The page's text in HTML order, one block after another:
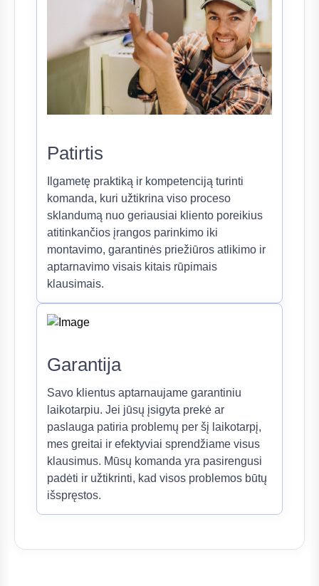
Patirtis
Ilgametę praktiką ir kompetenciją turinti
komanda, kuri užtikrina viso proceso
sklandumą nuo geriausiai kliento poreikius
atitinkančios įrangos parinkimo iki
montavimo, garantinės priežiūros atlikimo ir
aptarnavimo visais kitais rūpimais
klausimais.
Garantija
Savo klientus aptarnaujame garantiniu
laikotarpiu. Jei jūsų įsigyta prekė ar
paslauga patiria problemų per šį laikotarpį,
mes greitai ir efektyviai sprendžiame visus
klausimus. Mūsų komanda yra pasirengusi
padėti ir užtikrinti, kad visos problemos būtų
išspręstos.